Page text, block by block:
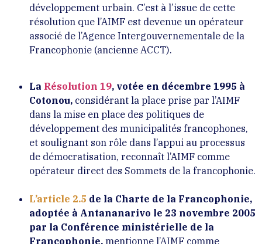
développement urbain. C’est à l’issue de cette
résolution que l’AIMF est devenue un opérateur
associé de l’Agence Intergouvernementale de la
Francophonie (ancienne ACCT).
La Résolution 19, votée en décembre 1995 à
Cotonou, considérant la place prise par l’AIMF
dans la mise en place des politiques de
développement des municipalités francophones,
et soulignant son rôle dans l’appui au processus
de démocratisation, reconnaît l’AIMF comme
opérateur direct des Sommets de la francophonie.
L’article 2.5 de la Charte de la Francophonie,
adoptée à Antananarivo le 23 novembre 2005
par la Conférence ministérielle de la
Francophonie,mentionne l’AIMF comme